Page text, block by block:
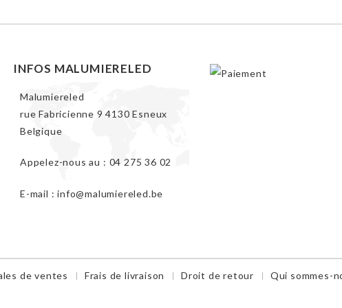
INFOS MALUMIERELED
Malumiereled
rue Fabricienne 9 4130 Esneux
Belgique
Appelez-nous au : 04 275 36 02
E-mail :info@malumiereled.be
de ventes Frais de livraison Droit de retour Qui sommes-